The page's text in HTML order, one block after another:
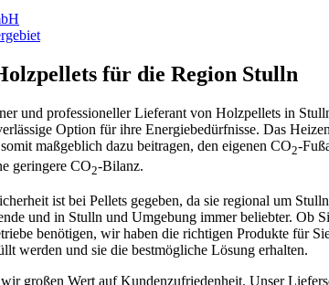
für die Region Stulln
und professioneller Lieferant von Holzpellets in
Option für ihre Energiebedürfnisse. Das
maßgeblich dazu beitragen, den eigenen CO2-
geringere CO2-Bilanz.
ist bei Pellets gegeben, da sie regional um
und in Stulln und Umgebung immer beliebter.
benötigen, wir haben die richtigen Produkte für
werden und sie die bestmögliche Lösung erhalten.
großen Wert auf Kundenzufriedenheit. Unser